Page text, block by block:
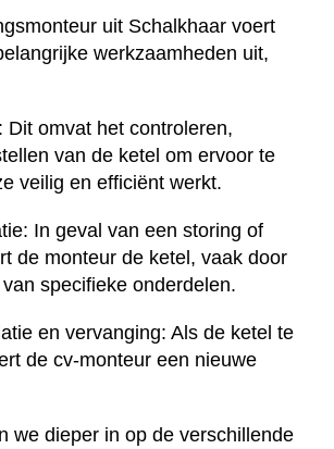
uit Schalkhaar voert
werkzaamheden uit,
Dit omvat het controleren,
van de ketel om ervoor te
veilig en efficiënt werkt.
In geval van een storing of
de monteur de ketel, vaak door
specifieke onderdelen.
en vervanging: Als de ketel te
de cv-monteur een nieuwe
we dieper in op de verschillende